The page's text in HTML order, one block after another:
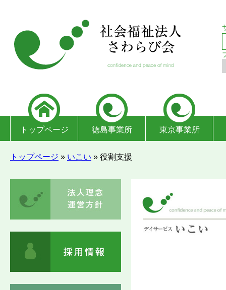
トップページ 徳島事業所 東京事業所
トップページ » いこい » 役割支援